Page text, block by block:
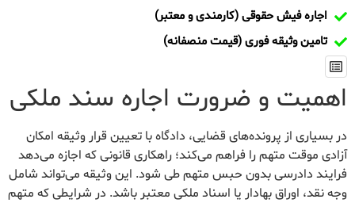
اجاره فیش حقوقی (کارمندی و معتبر)
تامین وثیقه فوری (قیمت منصفانه)
اهمیت و ضرورت اجاره سند ملکی
در بسیاری از پرونده‌های قضایی، دادگاه با تعیین قرار وثیقه امکان
آزادی موقت متهم را فراهم می‌کند؛ راهکاری قانونی که اجازه می‌دهد
فرایند دادرسی بدون حبس متهم طی شود. این وثیقه می‌تواند شامل
وجه نقد، اوراق بهادار یا اسناد ملکی معتبر باشد. در شرایطی که متهم